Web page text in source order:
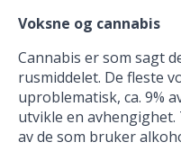
Voksne og cannabis
Cannabis er som sagt
rusmiddelet. De fleste
uproblematisk, ca. 9%
utvikle en avhengighet.
av de som bruker